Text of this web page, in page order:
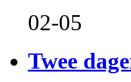
02-05
Twee